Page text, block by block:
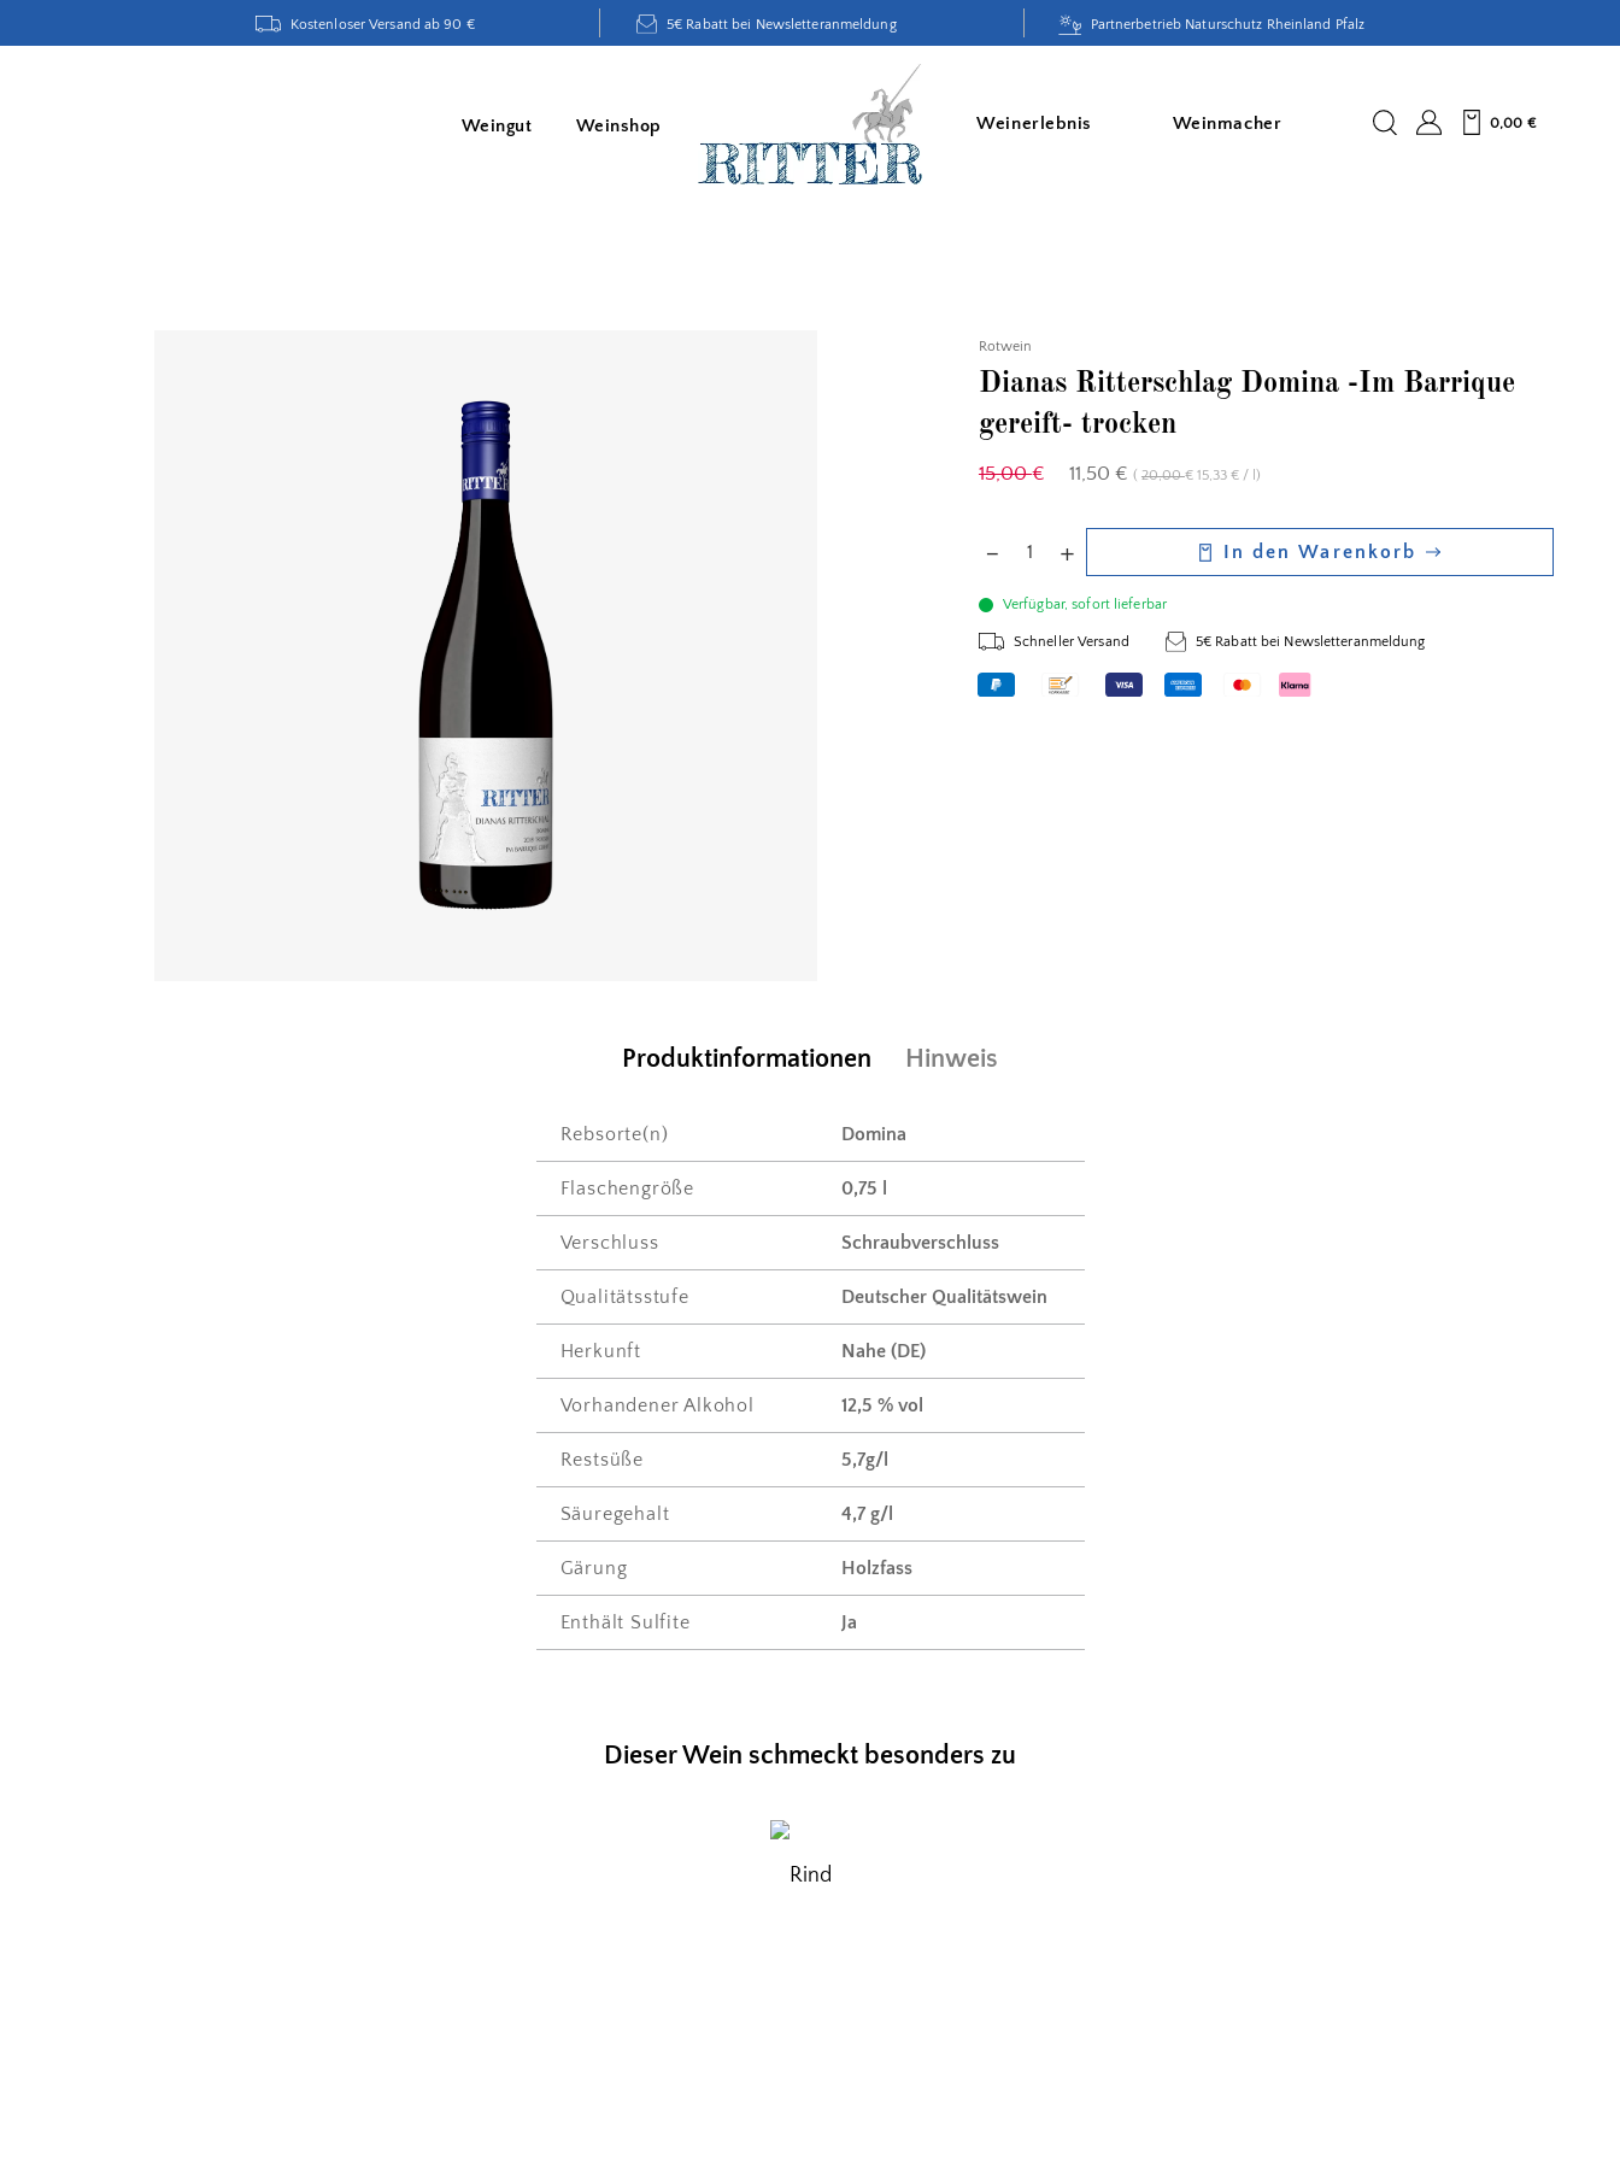
Kostenloser Versand ab 90 € 5€ Rabatt bei Newsletteranmeldung Partnerbetrieb Naturschutz Rheinland Pfalz
Weingut Weinshop Weinerlebnis Weinmacher 0,00 €
Rotwein
Dianas Ritterschlag Domina -Im Barrique
gereift- trocken
15,00€ 11,50 € ( 20,00€ 15,33 €/ )
In den Warenkorb
Verfügbar, sofort lieferbar
Schneller Versand 5€ Rabatt bei Newsletteranmeldung
Produktinformationen Hinweis
Rebsorte(n) Domina
Flaschengröße 0,75 l
Verschluss Schraubverschluss
Qualitätsstufe Deutscher Qualitätswein
Herkunft Nahe (DE)
Vorhandener Alkohol 12,5 % vol
Restsüße 5,7g/l
Säuregehalt 4,7 g/l
Gärung Holzfass
Enthält Sulfite Ja
Dieser Wein schmeckt besonders zu
Rind